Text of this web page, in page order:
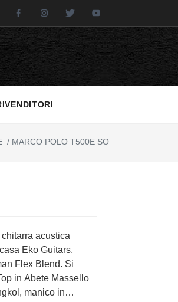
FacebookInstagramTwitter
/ MARCO POLO T500E SO
acustica
Eko Guitars,
Flex Blend. Si
in Abete Massello
manico in